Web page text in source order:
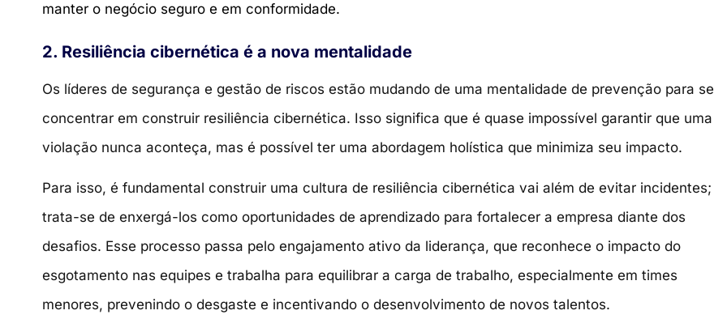
manter o negócio seguro e em conformidade.
2. Resiliência cibernética é a nova mentalidade
Os líderes de segurança e gestão de riscos estão mudando de uma mentalidade de prevenção para se
concentrar em construir resiliência cibernética. Isso significa que é quase impossível garantir que uma
violação nunca aconteça, mas é possível ter uma abordagem holística que minimiza seu impacto.
Para isso, é fundamental construir uma cultura de resiliência cibernética vai além de evitar incidentes;
trata-se de enxergá-los como oportunidades de aprendizado para fortalecer a empresa diante dos
desafios. Esse processo passa pelo engajamento ativo da liderança, que reconhece o impacto do
esgotamento nas equipes e trabalha para equilibrar a carga de trabalho, especialmente em times
menores, prevenindo o desgaste e incentivando o desenvolvimento de novos talentos.